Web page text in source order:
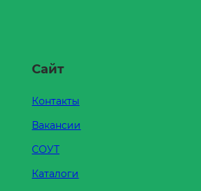
Сайт
Контакты
Вакансии
СОУТ
Каталоги